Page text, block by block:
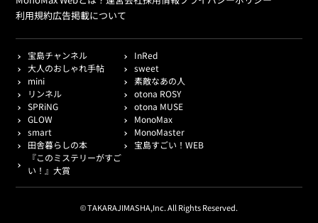
利用規約広告掲載について
宝島チャンネル
InRed
大人のおしゃれ手帖
sweet
mini
素敵なあの人
リンネル
otona ROSY
SPRiNG
otona MUSE
GLOW
MonoMax
smart
MonoMaster
田舎暮らしの本
宝島すごい！WEB
『このミステリーがすご
い！』大賞
© TAKARAJIMASHA,Inc. All Rights Reserved.